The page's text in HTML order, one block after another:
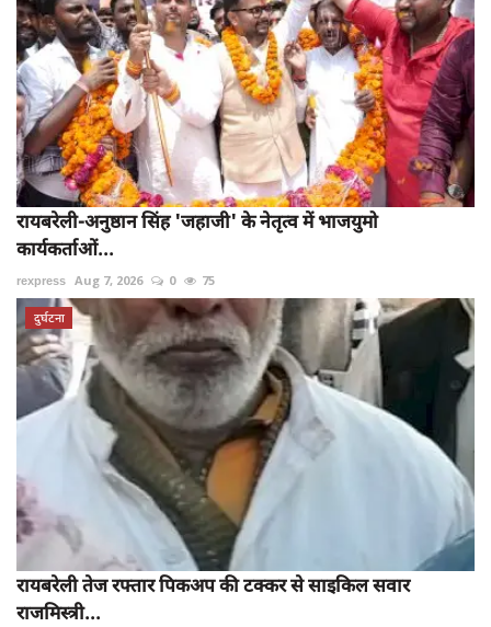
रायबरेली-अनुष्ठान सिंह 'जहाजी' के नेतृत्व में भाजयुमो
कार्यकर्ताओं...
rexpress Aug 7, 2026 0 75
दुर्घटना
रायबरेली तेज रफ्तार पिकअप की टक्कर से साइकिल सवार
राजमिस्त्री...